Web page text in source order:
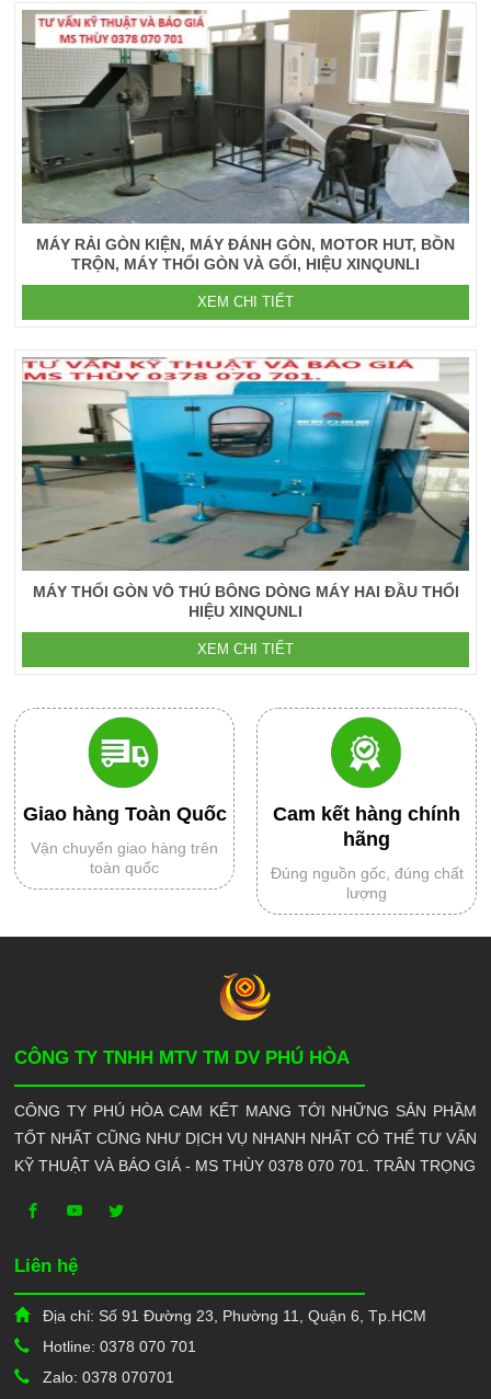
MÁY RẢI GÒN KIỆN, MÁY ĐÁNH GÒN, MOTOR HUT, BỒN
TRỘN, MÁY THỔI GÒN VÀ GỐI, HIỆU XINQUNLI
XEM CHI TIẾT
MÁY THỔI GÒN VÔ THÚ BÔNG DÒNG MÁY HAI ĐẦU THỔI
HIỆU XINQUNLI
XEM CHI TIẾT
Giao hàng Toàn Quốc
Vận chuyển giao hàng trên
toàn quốc
Cam kết hàng chính
hãng
Đúng nguồn gốc, đúng chất
lượng
CÔNG TY TNHH MTV TM DV PHÚ HÒA
CÔNG TY PHÚ HÒA CAM KẾT MANG TỚI NHỮNG SẢN PHẦM
TỐT NHẤT CŨNG NHƯ DỊCH VỤ NHANH NHẤT CÓ THỂ TƯ VẤN
KỸ THUẬT VÀ BÁO GIÁ - MS THÙY 0378 070 701. TRÂN TRỌNG
Liên hệ
Địa chỉ: Số 91 Đường 23, Phường 11, Quận 6, Tp.HCM
Hotline: 0378 070 701
Zalo: 0378 070701